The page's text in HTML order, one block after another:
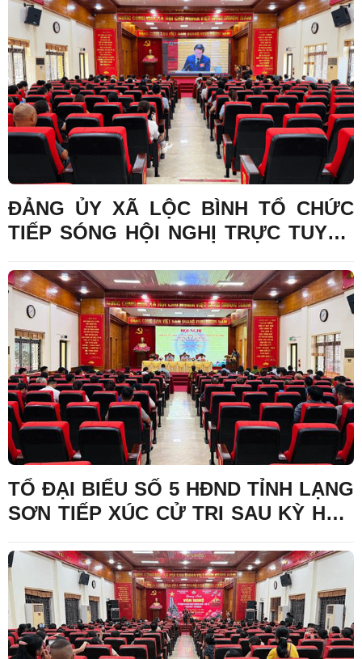
ĐẢNG ỦY XÃ LỘC BÌNH TỔ CHỨC
TIẾP SÓNG HỘI NGHỊ TRỰC TUYẾN
TẬP, QUÁN TRIỆT VÀ TRIỂN KHAI
THỰC HIỆN NGHỊ QUYẾT HỘI NGHỊ
LẦN THỨ BA BAN CHẤP HÀNH
TRUNG ƯƠNG ĐẢNG KHÓA XIV
TỔ ĐẠI BIỂU SỐ 5 HĐND TỈNH LẠNG
SƠN TIẾP XÚC CỬ TRI SAU KỲ HỌP